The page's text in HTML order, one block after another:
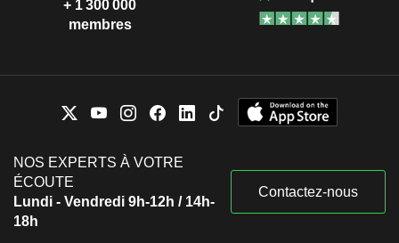
+ 1 300 000
membres
NOS EXPERTS À VOTRE
ÉCOUTE
Lundi - Vendredi 9h-12h / 14h-
18h
Contactez-nous